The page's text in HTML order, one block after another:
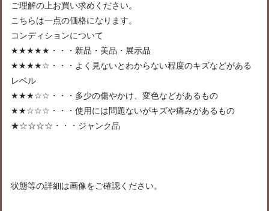
ご理解の上お買い求めください。
こちらは一点の価格になります。
コンディションについて
★★★★★・・・新品・美品・展示品
★★★★☆・・・よく見ないとわからない程度のキズなどがある
レベル
★★★☆☆・・・多少の傷やかけ、変色などがあるもの
★★☆☆☆・・・使用には問題ないがキズや痛みがあるもの
★☆☆☆☆・・・ジャンク品
状態等の詳細は画像をご確認ください。